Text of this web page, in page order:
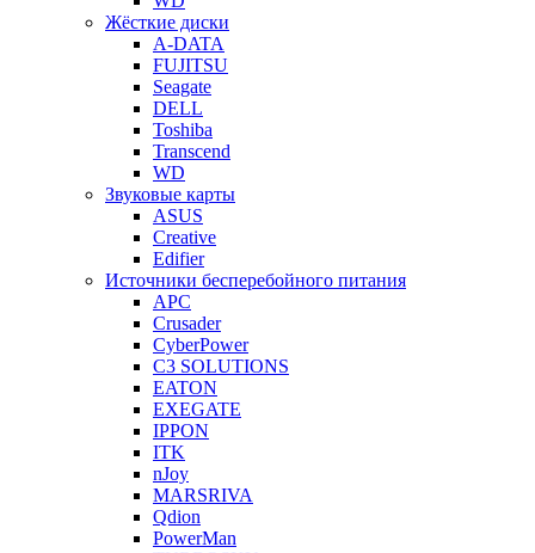
Жёсткие диски
A-DATA
FUJITSU
Seagate
DELL
Toshiba
Transcend
WD
Звуковые карты
ASUS
Creative
Edifier
Источники бесперебойного питания
APC
Crusader
CyberPower
C3 SOLUTIONS
EATON
EXEGATE
IPPON
ITK
nJoy
MARSRIVA
Qdion
PowerMan